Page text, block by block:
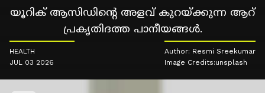
യൂറിക് ആസിഡിന്റെ അളവ് കുറയ്ക്കുന്ന ആറ്
പ്രകൃതിദത്ത പാനീയങ്ങൾ.
HEALTH
JUL 03 2026
Author: Resmi Sreekumar
Image Credits:unsplash